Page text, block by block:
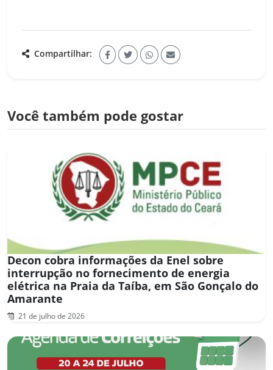
Compartilhar:
Você também pode gostar
Decon cobra informações da Enel sobre
interrupção no fornecimento de energia
elétrica na Praia da Taíba, em São Gonçalo do
Amarante
21 de julho de 2026